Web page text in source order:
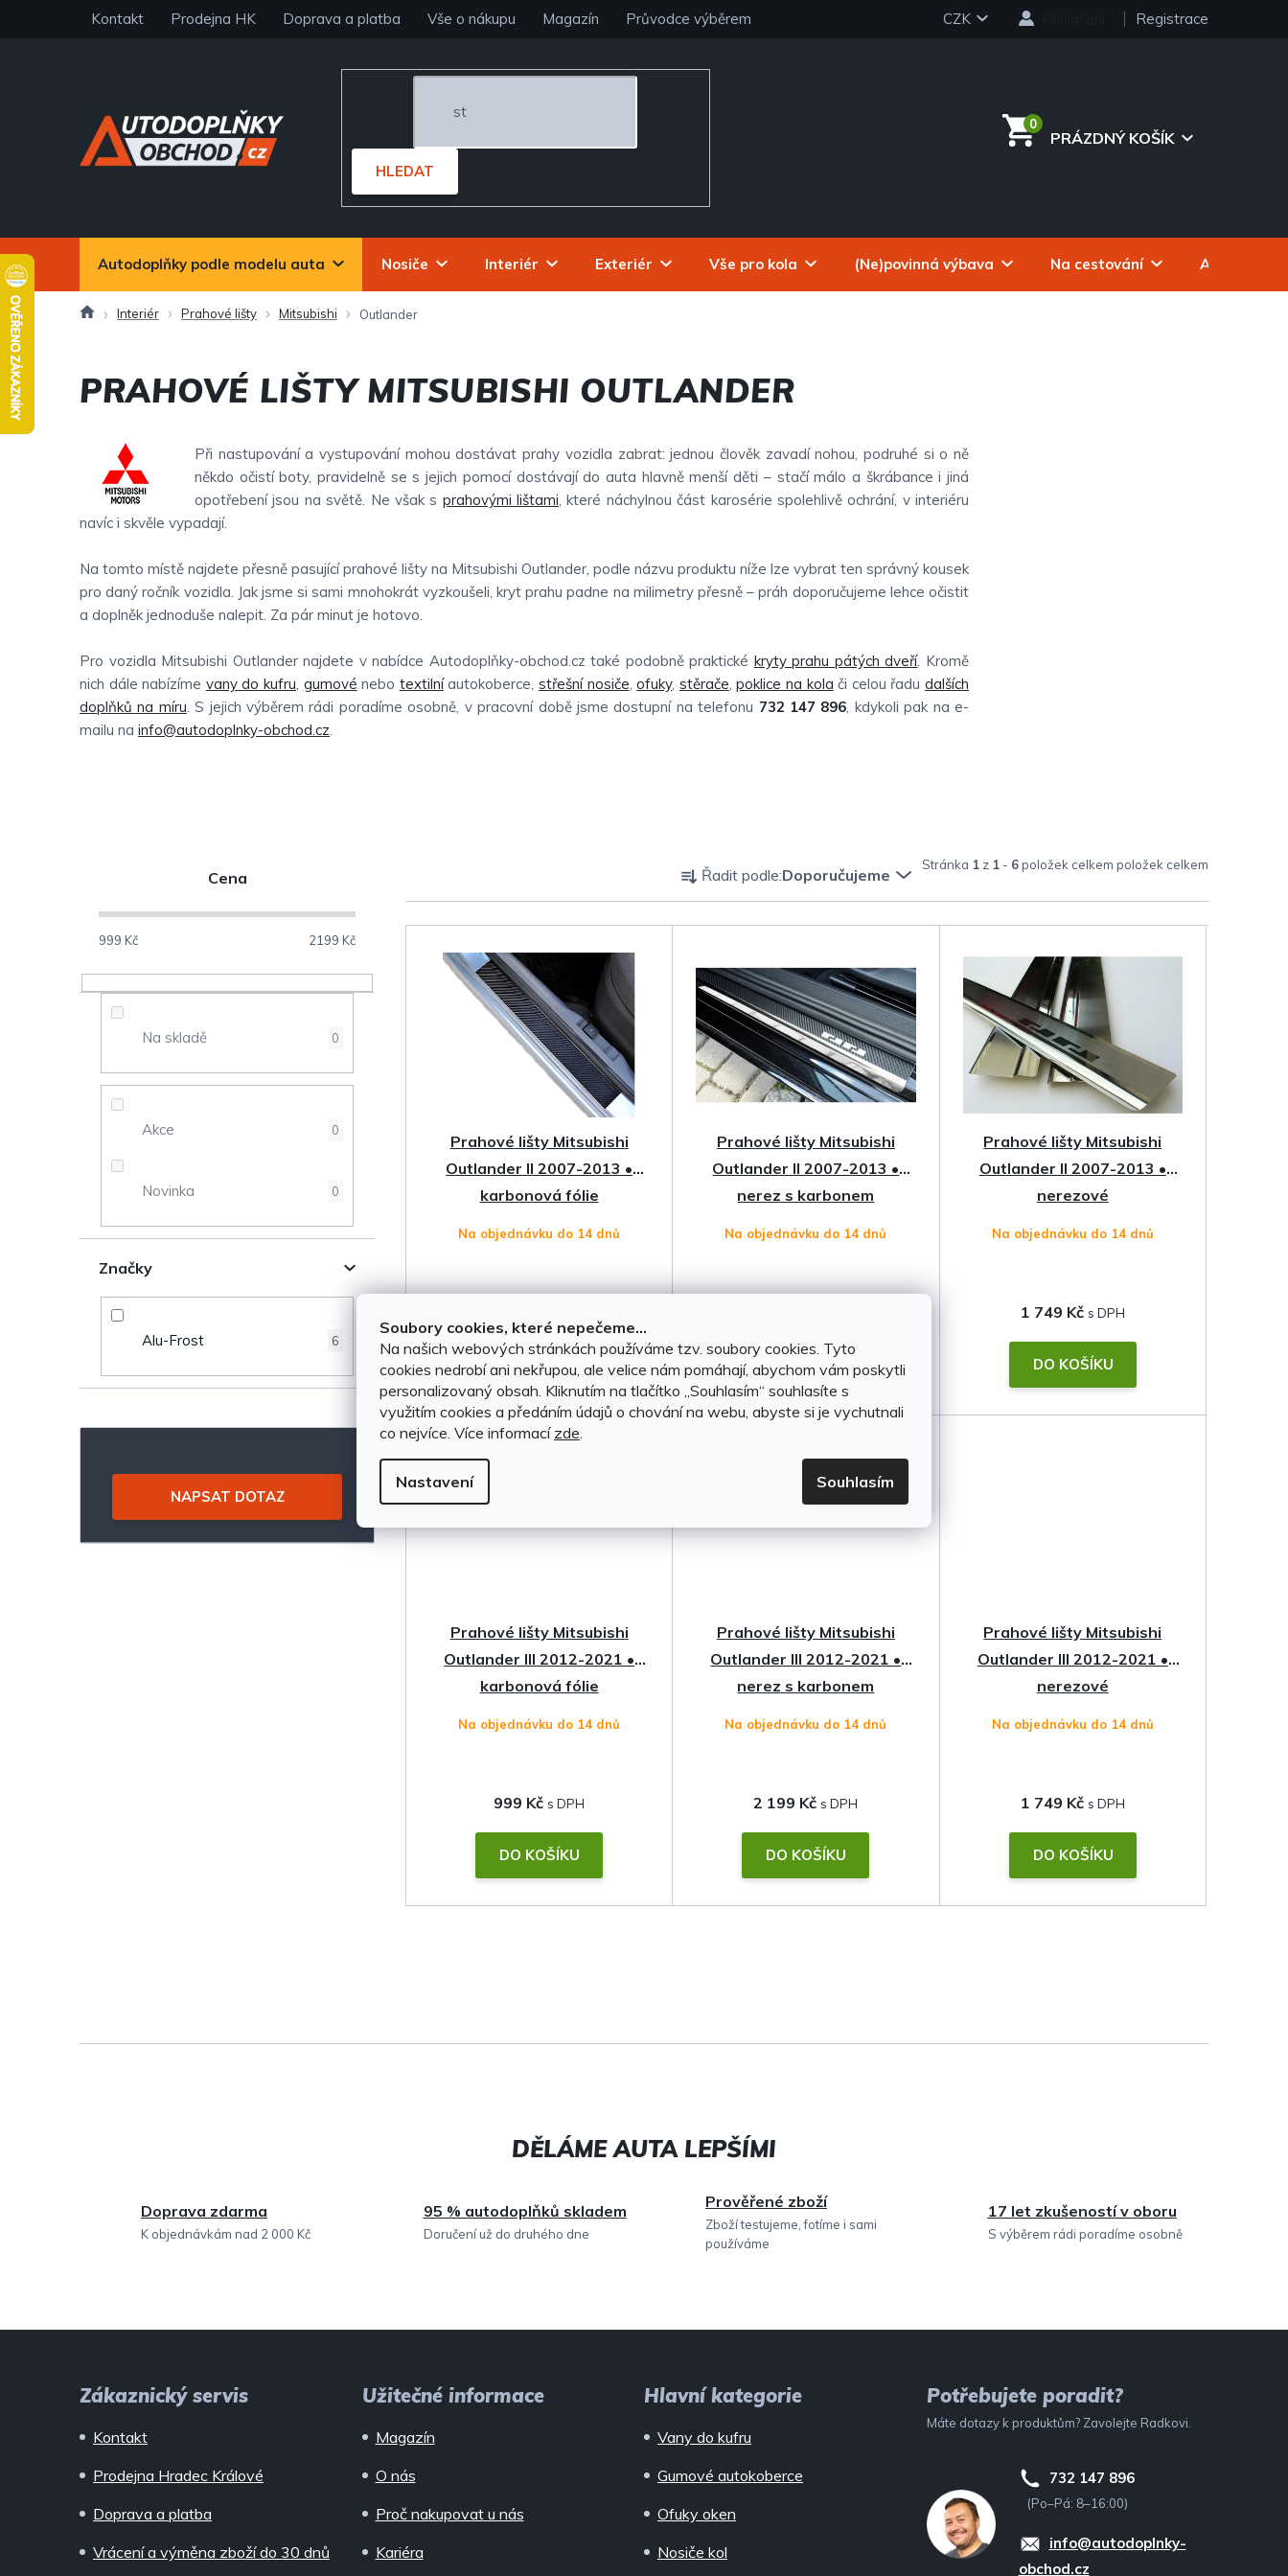
Soubory cookies, které nepečeme...
Na našich webových stránkách používáme tzv. soubory cookies. Tyto
cookies nedrobí ani nekřupou, ale velice nám pomáhají, abychom vám poskytli
personalizovaný obsah. Kliknutím na tlačítko ,,Souhlasím“ souhlasíte s
využitím cookies a předáním údajů o chování na webu, abyste si je vychutnali
co nejvíce. Více informací zde
Nastavení Souhlasím
Kontakt Prodejna HK Doprava a platba Vše o nákupu Magazín Průvodce výběrem CZK Registrace
HLEDAT
PRÁZDNÝ KOŠÍK
Autodoplňky podle modelu auta Nosiče Interiér Exteriér Vše pro kola (Ne)povinná výbava Na cestování
DomůInteriér Prahové lišty Mitsubishi Outlander
PRAHOVÉ LIŠTY MITSUBISHI OUTLANDER
Při nastupování a vystupování mohou dostávat prahy vozidla zabrat: jednou člověk zavadí nohou, podruhé si o ně
někdo očistí boty, pravidelně se s jejich pomocí dostávají do auta hlavně menší děti – stačí málo a škrábance i jiná
opotřebení jsou na světě. Ne však s prahovými lištami, které náchylnou část karosérie spolehlivě ochrání, v interiéru
navíc i skvěle vypadají.
Na tomto místě najdete přesně pasující prahové lišty na Mitsubishi Outlander, podle názvu produktu níže lze vybrat ten správný kousek
pro daný ročník vozidla. Jak jsme si sami mnohokrát vyzkoušeli, kryt prahu padne na milimetry přesně – práh doporučujeme lehce očistit
a doplněk jednoduše nalepit. Za pár minut je hotovo.
Pro vozidla Mitsubishi Outlander najdete v nabídce Autodoplňky-obchod.cz také podobně praktické kryty prahu pátých dveří. Kromě
nich dále nabízíme vany do kufru, gumové nebo textilníautokoberce,střešní nosiče,ofuky, stěrače,poklice na kola či celou řadudalších
doplňků na míru. S jejich výběrem rádi poradíme osobně, v pracovní době jsme dostupní na telefonu 732 147 896, kdykoli pak na e-
mailu na info@autodoplnky-obchod.cz.
t
p
l
Cena
999 Kč 2199 Kč
Na skladě 0
Akce 0
Novinka 0
Značky
Alu-Frost 6
NAPSAT DOTAZ
Stránka 1 z 1 - 6položek celkem
Ř
a
e
n
u
k
t
ů
Řadit podle:Doporučujeme
d
u
k
t
ů
Prahové lišty Mitsubishi
Outlander II 2007-2013 •
karbonová fólie
Na objednávku do 14 dnů
DO KOŠÍKU
Prahové lišty Mitsubishi
Outlander II 2007-2013 •
nerez s karbonem
Na objednávku do 14 dnů
DO KOŠÍKU
Prahové lišty Mitsubishi
Outlander II 2007-2013 •
nerezové
Na objednávku do 14 dnů
1 749 Kč
DO KOŠÍKU
Prahové lišty Mitsubishi
Outlander III 2012-2021 •
karbonová fólie
Na objednávku do 14 dnů
999 Kč
DO KOŠÍKU
Prahové lišty Mitsubishi
Outlander III 2012-2021 •
nerez s karbonem
Na objednávku do 14 dnů
2 199 Kč
DO KOŠÍKU
Prahové lišty Mitsubishi
Outlander III 2012-2021 •
nerezové
Na objednávku do 14 dnů
1 749 Kč
DO KOŠÍKU
á
p
k
Doprava zdarma
K objednávkám nad 2 000 Kč
95 % autodoplňků skladem
Doručení už do druhého dne
Prověřené zboží
Zboží testujeme, fotíme i sami
používáme
17 let zkušeností v oboru
S výběrem rádi poradíme osobně
Zákaznický servis
Kontakt
Prodejna Hradec Králové
Doprava a platba
Vrácení a výměna zboží do 30 dnů
Užitečné informace
Magazín
O nás
Proč nakupovat u nás
Kariéra
Hlavní kategorie
Vany do kufru
Gumové autokoberce
Ofuky oken
Nosiče kol
Potřebujete poradit?
Máte dotazy k produktům? Zavolejte Radkovi.
732 147 896
(Po–Pá: 8–16:00)
info@autodoplnky-
obchod.cz